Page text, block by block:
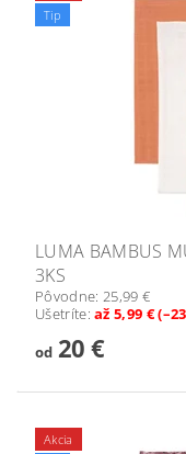
Tip
LUMA BAMBUS
3KS
Pôvodne: 25,99 €
Ušetríte:až 5,99 €
od20 €
Akcia